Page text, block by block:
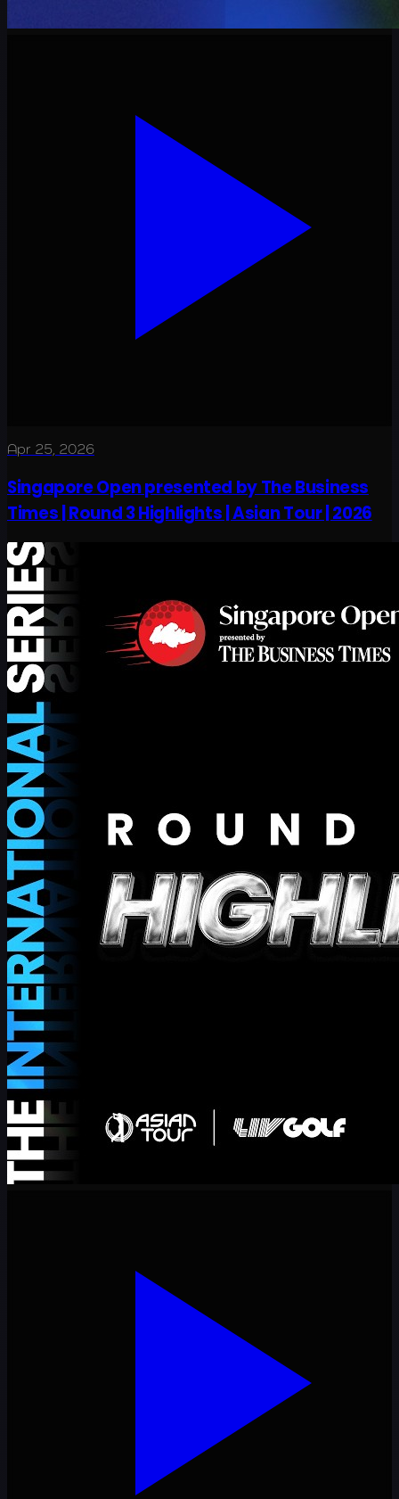
Apr 25, 2026
Singapore Open presented by The Business
Times | Round 3 Highlights | Asian Tour | 2026